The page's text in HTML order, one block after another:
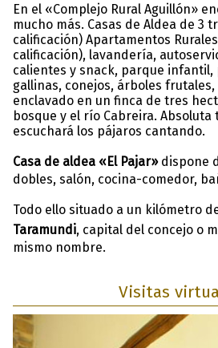
En el «Complejo Rural Aguillón»
mucho más. Casas de Aldea de 3
calificación) Apartamentos
calificación), lavandería,
calientes y snack, parque infantil,
gallinas, conejos, árboles frutales,
enclavado en un finca de tres
bosque y el río Cabreira.
escuchará los pájaros cantando.
Casa de aldea «El Pajar»dispone
dobles, salón, cocina-comedor,
Todo ello situado a un kilómetro
Taramundi, capital del concejo o
mismo nombre.
Visitas